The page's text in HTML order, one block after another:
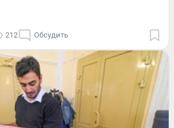
212 Обсудить